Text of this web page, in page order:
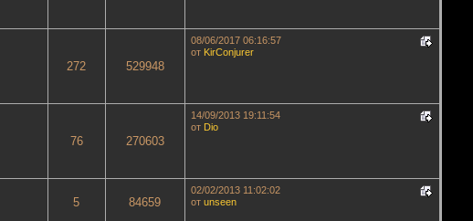
272 529948
08/06/2017 06:16:57
от KirConjurer
76 270603
14/09/2013 19:11:54
от Dio
5 84659
02/02/2013 11:02:02
отunseen